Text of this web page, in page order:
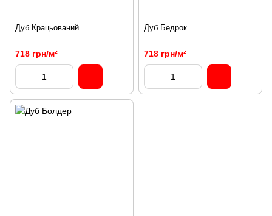
Дуб Крацьований
718 грн/м²
Дуб Бедрок
718 грн/м²